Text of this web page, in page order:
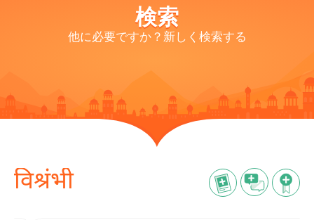
検索
他に必要ですか？新しく検索する
विश्रंभी